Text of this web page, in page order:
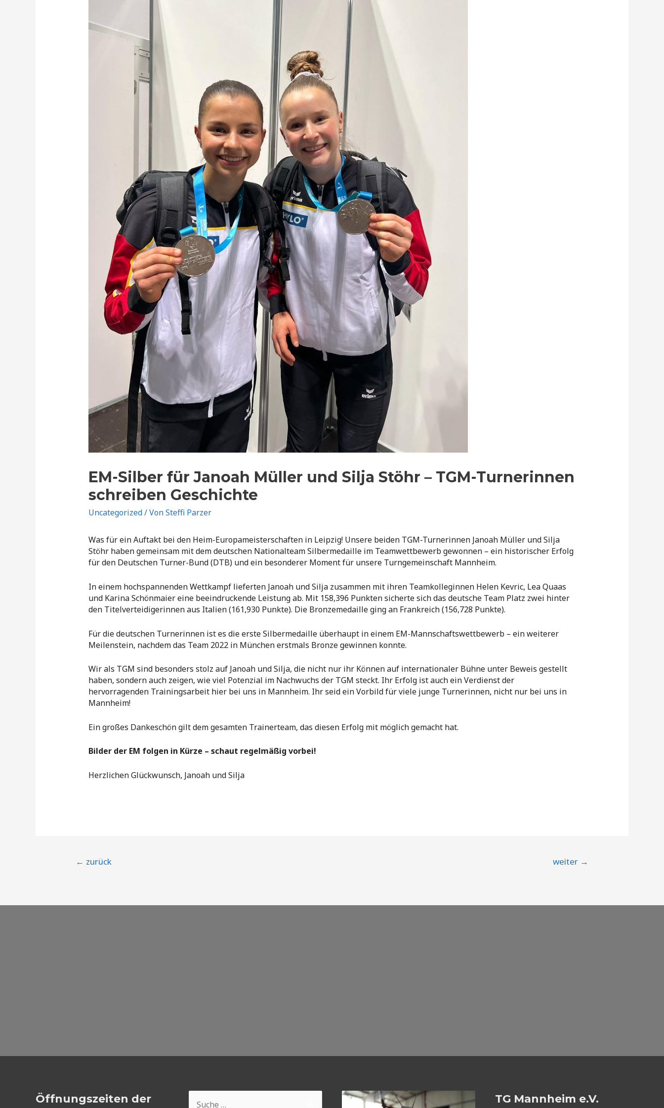
EM-Silber für Janoah Müller und Silja Stöhr – TGM-Turnerinnen
schreiben Geschichte
Uncategorized/ VonSteffi Parzer
Was für ein Auftakt bei den Heim-Europameisterschaften in Leipzig! Unsere beiden TGM-Turnerinnen Janoah Müller und Silja
Stöhr haben gemeinsam mit dem deutschen Nationalteam Silbermedaille im Teamwettbewerb gewonnen – ein historischer Erfolg
für den Deutschen Turner-Bund (DTB) und ein besonderer Moment für unsere Turngemeinschaft Mannheim.
In einem hochspannenden Wettkampf lieferten Janoah und Silja zusammen mit ihren Teamkolleginnen Helen Kevric, Lea Quaas
und Karina Schönmaier eine beeindruckende Leistung ab. Mit 158,396 Punkten sicherte sich das deutsche Team Platz zwei hinter
den Titelverteidigerinnen aus Italien (161,930 Punkte). Die Bronzemedaille ging an Frankreich (156,728 Punkte).
Für die deutschen Turnerinnen ist es die erste Silbermedaille überhaupt in einem EM-Mannschaftswettbewerb – ein weiterer
Meilenstein, nachdem das Team 2022 in München erstmals Bronze gewinnen konnte.
Wir als TGM sind besonders stolz auf Janoah und Silja, die nicht nur ihr Können auf internationaler Bühne unter Beweis gestellt
haben, sondern auch zeigen, wie viel Potenzial im Nachwuchs der TGM steckt. Ihr Erfolg ist auch ein Verdienst der
hervorragenden Trainingsarbeit hier bei uns in Mannheim. Ihr seid ein Vorbild für viele junge Turnerinnen, nicht nur bei uns in
Mannheim!
Ein großes Dankeschön gilt dem gesamten Trainerteam, das diesen Erfolg mit möglich gemacht hat.
Bilder der EM folgen in Kürze – schaut regelmäßig vorbei!
Herzlichen Glückwunsch, Janoah und Silja
Beitragsnavigation
← zurück weiter →
Öffnungszeiten der TG Mannheim e.V.